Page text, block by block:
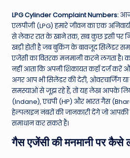
d
T
h
e
W
o
rl
d
LPG Cylinder Complaint Numbers:
एलपीजी (LPG) हमारे जीवन का एक
से लेकर रात के खाने तक, सब कुछ इसी पर
खड़ी होती है जब बुकिंग के बावजूद सिलेंडर
एजेंसी का वितरक मनमानी करने लगता है।
नहीं आता कि अपनी शिकायत कहाँ दर्ज करें
अगर आप भी सिलेंडर की देरी, ओवरचार्जिंग
समस्याओं से जूझ रहे हैं, तो यह लेख आपके लिए
(Indane), एचपी (HP) और भारत गैस
हेल्पलाइन नंबरों की जानकारी देंगे जो आपकी
समाधान कर सकते हैं।
गैस एजेंसी की मनमानी पर कैसे